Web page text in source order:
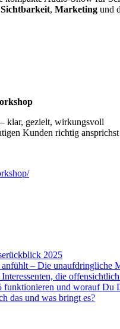
Sichtbarkeit, Marketing und
klar, gezielt, wirkungsvoll
Kunden richtig ansprichst
2025
– Die unaufdringliche
die
und worauf Du
das und was bringt es?